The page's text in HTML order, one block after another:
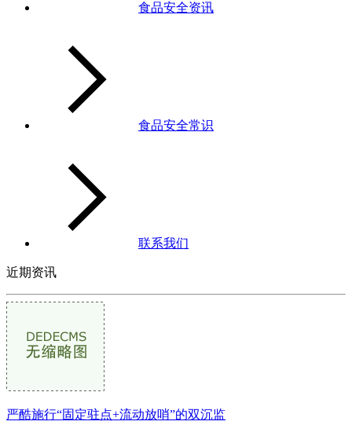
食品安全资讯
食品安全常识
联系我们
近期资讯
严酷施行“固定驻点+流动放哨”的双沉监